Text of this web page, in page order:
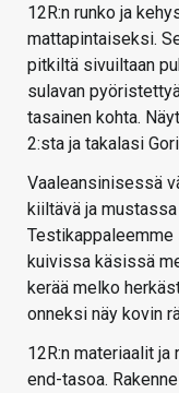
12R:n runko ja
mattapintaiseksi.
pitkiltä sivuiltaan
sulavan
tasainen kohta.
2:sta ja takalasi
Vaaleansinisessä
kiiltävä ja
kuivissa käsissä
kerää melko
onneksi näy kovin
12R:n materiaalit
end-tasoa.